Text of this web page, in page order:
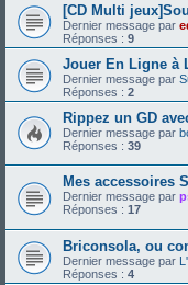
[CD Multi
Dernier message par
Réponses : 9
Jouer En Ligne à
Dernier message par
Réponses : 2
Rippez un GD
Dernier message par
Réponses : 39
Mes accessoires
Dernier message par
Réponses : 17
Briconsola, ou
Dernier message par
Réponses : 4